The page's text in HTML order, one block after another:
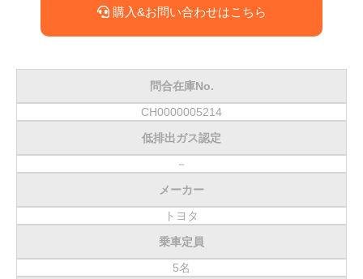
購入&お問い合わせはこちら
問合在庫No.
CH0000005214
低排出ガス認定
－
メーカー
トヨタ
乗車定員
5名